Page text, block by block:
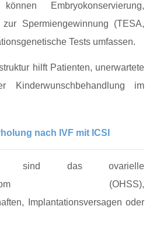
Embryokonservierung,
zur Spermiengewinnung (TESA,
Tests umfassen.
hilft Patienten, unerwartete
Kinderwunschbehandlung im
nach IVF mit ICSI
sind das ovarielle
(OHSS),
Implantationsversagen oder